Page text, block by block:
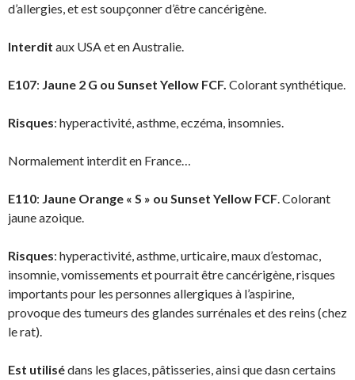
d’allergies, et est soupçonner d’être cancérigène.
Interdit aux USA et en Australie.
E107: Jaune 2 G ou Sunset Yellow FCF. Colorant synthétique.
Risques: hyperactivité, asthme, eczéma, insomnies.
Normalement interdit en France…
E110: Jaune Orange « S » ou Sunset Yellow FCF. Colorant
jaune azoique.
Risques: hyperactivité, asthme, urticaire, maux d’estomac,
insomnie, vomissements et pourrait être cancérigène, risques
importants pour les personnes allergiques à l’aspirine,
provoque des tumeurs des glandes surrénales et des reins (chez
le rat).
Est utilisédans les glaces, pâtisseries, ainsi que dasn certains